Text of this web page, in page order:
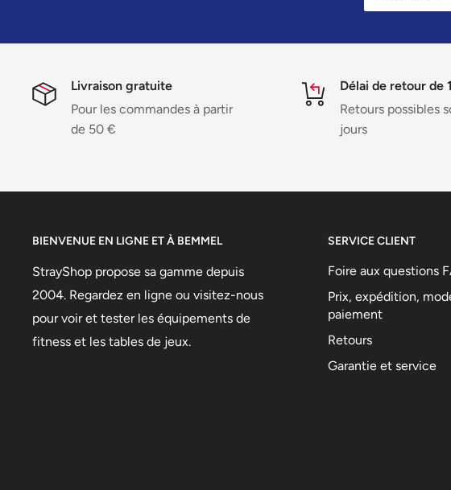
Livraison gratuite
Pour les commandes à partir
de 50 €
Délai de retour de
Retours possibles
jours
BIENVENUE EN LIGNE ET À BEMMEL
StrayShop propose sa gamme depuis
2004. Regardez en ligne ou visitez-nous
pour voir et tester les équipements de
fitness et les tables de jeux.
SERVICE CLIENT
Foire aux questions
Prix, expédition,
paiement
Retours
Garantie et service